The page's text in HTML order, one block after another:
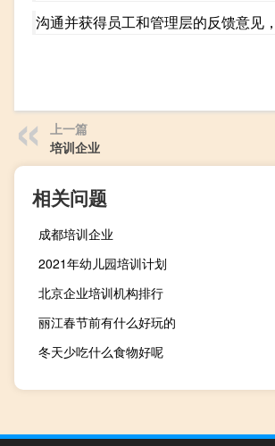
沟通并获得员工和管理层的反馈意见
上一篇
培训企业
相关问题
成都培训企业
2021年幼儿园培训计划
北京企业培训机构排行
丽江春节前有什么好玩的
冬天少吃什么食物好呢